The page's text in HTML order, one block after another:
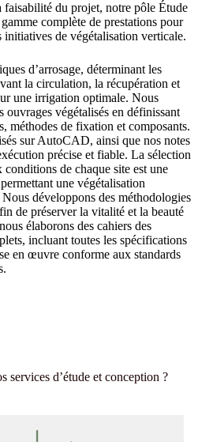
faisabilité du projet, notre pôle Étude
complète de prestations pour
initiatives de végétalisation verticale.
d’arrosage, déterminant les
la circulation, la récupération et
une irrigation optimale. Nous
ouvrages végétalisés en définissant
méthodes de fixation et composants.
sur AutoCAD, ainsi que nos notes
précise et fiable. La sélection
conditions de chaque site est une
une végétalisation
développons des méthodologies
de préserver la vitalité et la beauté
élaborons des cahiers des
incluant toutes les spécifications
en œuvre conforme aux standards
services d’étude et conception ?